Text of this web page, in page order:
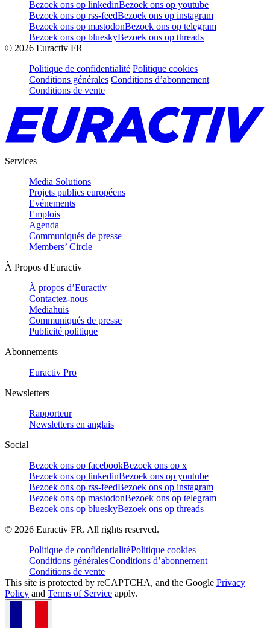
Bezoek ons op linkedinBezoek ons op youtube
Bezoek ons op rss-feedBezoek ons op instagram
Bezoek ons op mastodonBezoek ons op telegram
Bezoek ons op blueskyBezoek ons op threads
© 2026 Euractiv FR
Politique de confidentialité Politique cookies
Conditions générales Conditions d’abonnement
Conditions de vente
Services
Media Solutions
Projets publics européens
Evénements
Emplois
Agenda
Communiqués de presse
Members’ Circle
À Propos d'Euractiv
À propos d’Euractiv
Contactez-nous
Mediahuis
Communiqués de presse
Publicité politique
Abonnements
Euractiv Pro
Newsletters
Rapporteur
Newsletters en anglais
Social
Bezoek ons op facebookBezoek ons op x
Bezoek ons op linkedinBezoek ons op youtube
Bezoek ons op rss-feedBezoek ons op instagram
Bezoek ons op mastodonBezoek ons op telegram
Bezoek ons op blueskyBezoek ons op threads
© 2026 Euractiv FR. All rights reserved.
Politique de confidentialitéPolitique cookies
Conditions généralesConditions d’abonnement
Conditions de vente
This site is protected by reCAPTCHA, and the Google Privacy
Policy and Terms of Service apply.